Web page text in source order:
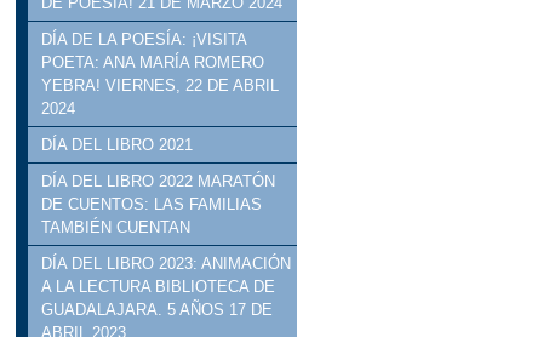
DÍA DE LA POESÍA: ¡VISITA
POETA: ANA MARÍA ROMERO
YEBRA! VIERNES, 22 DE ABRIL
2024
DÍA DEL LIBRO 2021
DÍA DEL LIBRO 2022 MARATÓN
DE CUENTOS: LAS FAMILIAS
TAMBIÉN CUENTAN
DÍA DEL LIBRO 2023: ANIMACIÓN
A LA LECTURA BIBLIOTECA DE
GUADALAJARA. 5 AÑOS 17 DE
ABRIL 2023.